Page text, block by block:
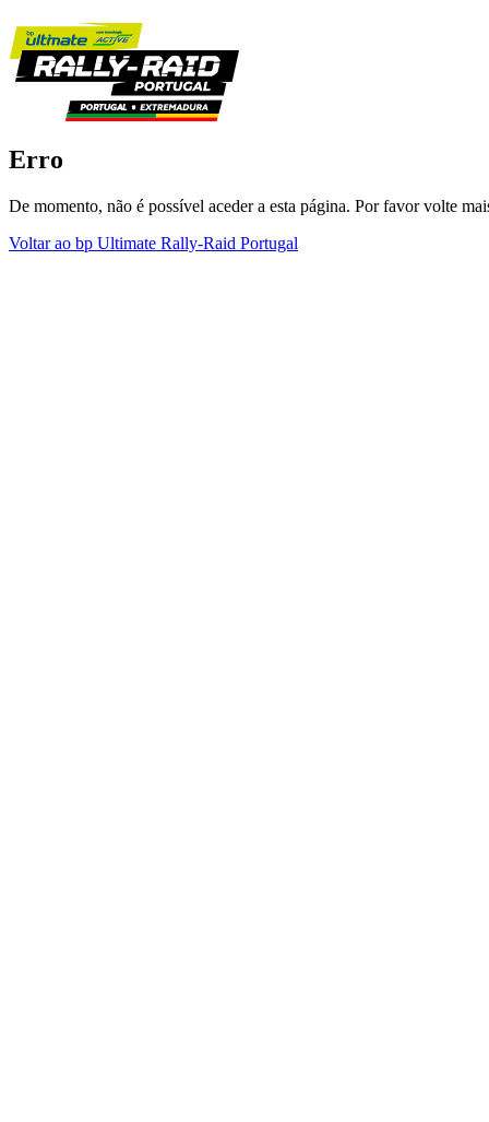
Erro
De momento, não é possível aceder a esta página. Por favor volte
Voltar ao bp Ultimate Rally-Raid Portugal